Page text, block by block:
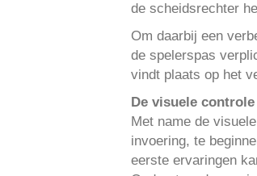
de scheidsrechter
Om daarbij een
de spelerspas
vindt plaats op het
De visuele
Met name de
invoering, te
eerste ervaringen